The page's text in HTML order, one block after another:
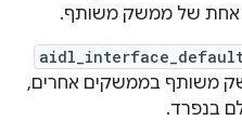
אחת של ממשק משותף.
משותף בממשקים אחרים,
בנפרד.